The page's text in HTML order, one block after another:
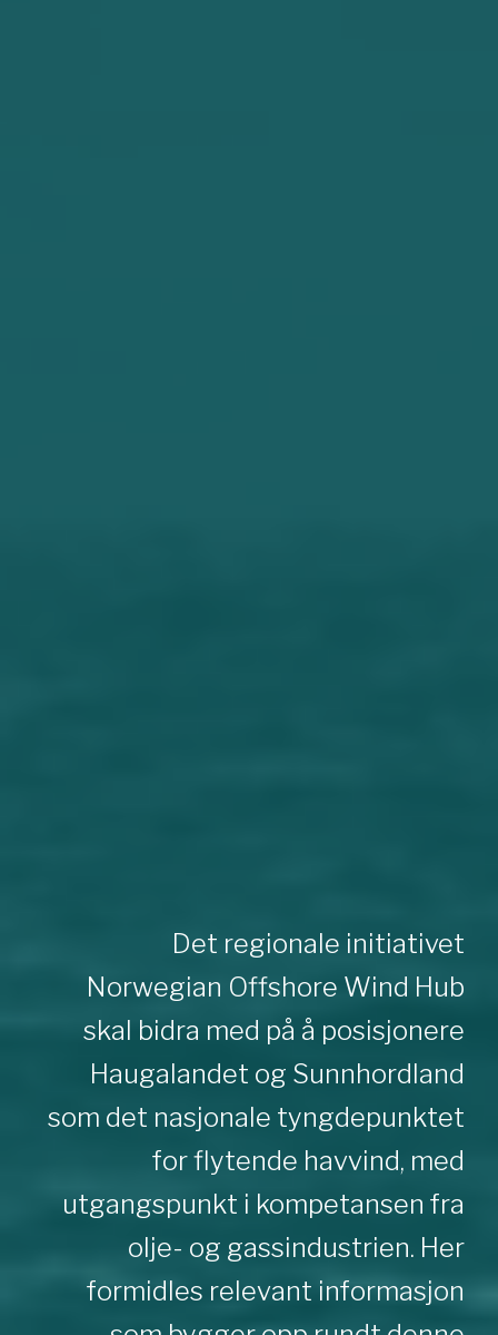
Det regionale initiativet
Norwegian Offshore Wind Hub
skal bidra med på å posisjonere
Haugalandet og Sunnhordland
som det nasjonale tyngdepunktet
for flytende havvind, med
utgangspunkt i kompetansen fra
olje- og gassindustrien. Her
formidles relevant informasjon